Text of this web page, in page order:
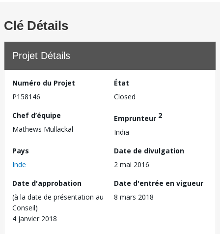
Clé Détails
Projet Détails
Numéro du Projet
P158146
État
Closed
Chef d’équipe
Mathews Mullackal
Emprunteur 2
India
Pays
Inde
Date de divulgation
2 mai 2016
Date d'approbation
(à la date de présentation au
Conseil)
4 janvier 2018
Date d'entrée en vigueur
8 mars 2018